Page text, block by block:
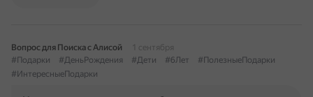
Вопрос для Поиска с Алисой
1 сентября
#Подарки
#ДеньРождения #Дети #6Лет
#ПолезныеПодарки
#ИнтересныеПодарки